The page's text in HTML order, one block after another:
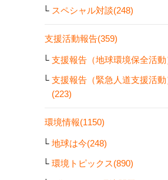
スペシャル対談(248)
支援活動報告(359)
支援報告（地球環境保全活動
支援報告（緊急人道支援活動
(223)
環境情報(1150)
地球は今(248)
環境トピックス(890)